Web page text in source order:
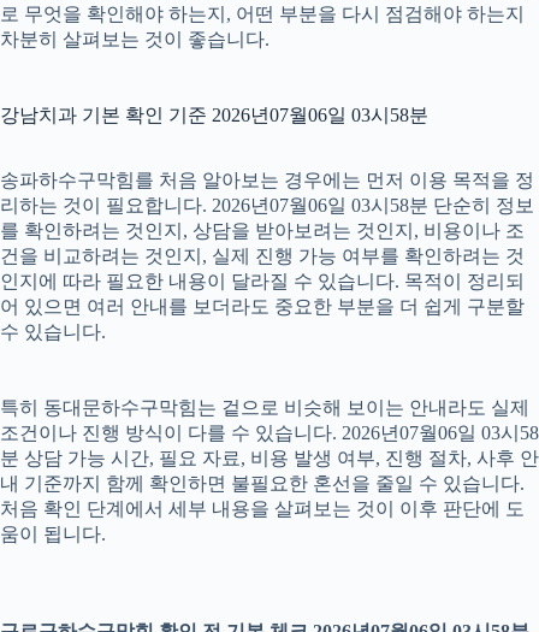
로 무엇을 확인해야 하는지, 어떤 부분을 다시 점검해야 하는지
차분히 살펴보는 것이 좋습니다.
강남치과 기본 확인 기준 2026년07월06일 03시58분
송파하수구막힘를 처음 알아보는 경우에는 먼저 이용 목적을 정
리하는 것이 필요합니다. 2026년07월06일 03시58분 단순히 정보
를 확인하려는 것인지, 상담을 받아보려는 것인지, 비용이나 조
건을 비교하려는 것인지, 실제 진행 가능 여부를 확인하려는 것
인지에 따라 필요한 내용이 달라질 수 있습니다. 목적이 정리되
어 있으면 여러 안내를 보더라도 중요한 부분을 더 쉽게 구분할
수 있습니다.
특히 동대문하수구막힘는 겉으로 비슷해 보이는 안내라도 실제
조건이나 진행 방식이 다를 수 있습니다. 2026년07월06일 03시58
분 상담 가능 시간, 필요 자료, 비용 발생 여부, 진행 절차, 사후 안
내 기준까지 함께 확인하면 불필요한 혼선을 줄일 수 있습니다.
처음 확인 단계에서 세부 내용을 살펴보는 것이 이후 판단에 도
움이 됩니다.